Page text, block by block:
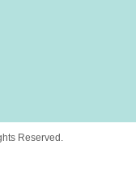
Reserved.